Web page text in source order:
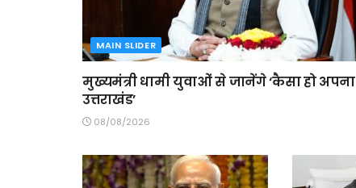
MAIN SLIDER
मुख्यमंत्री धामी युवाओं से जानेंगे ‘कैसा हो अपना
उत्तराखंड’
08/08/2026